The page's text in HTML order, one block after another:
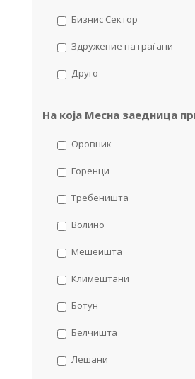
Бизнис Сектор
Здружение на граѓани
Друго
На која Месна заедница
Оровник
Горенци
Требеништа
Волино
Мешеишта
Климештани
Ботун
Белчишта
Лешани